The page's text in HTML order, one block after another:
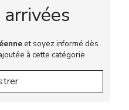
et soyez informé dès
à cette catégorie